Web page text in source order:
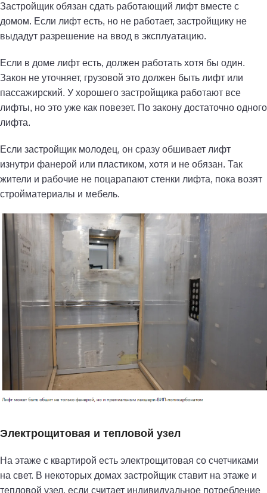
Застройщик обязан сдать работающий лифт вместе с
домом. Если лифт есть, но не работает, застройщику не
выдадут разрешение на ввод в эксплуатацию.
Если в доме лифт есть, должен работать хотя бы один.
Закон не уточняет, грузовой это должен быть лифт или
пассажирский. У хорошего застройщика работают все
лифты, но это уже как повезет. По закону достаточно одного
лифта.
Если застройщик молодец, он сразу обшивает лифт
изнутри фанерой или пластиком, хотя и не обязан. Так
жители и рабочие не поцарапают стенки лифта, пока возят
стройматериалы и мебель.
Электрощитовая и тепловой узел
На этаже с квартирой есть электрощитовая со счетчиками
на свет. В некоторых домах застройщик ставит на этаже и
тепловой узел, если считает индивидуальное потребление